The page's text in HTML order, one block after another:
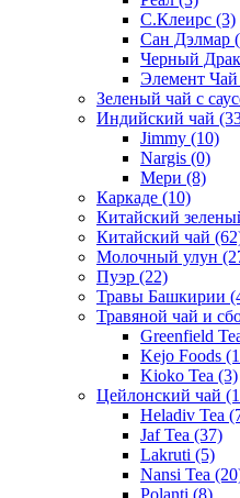
С.Клеирс (3)
Сан Дэлмар
Черный
Элемент Чай
Зеленый чай с
Индийский чай
Jimmy (10)
Nargis (0)
Мери (8)
Каркаде (10)
Китайский
Китайский чай
Молочный улун
Пуэр (22)
Травы Башкирии
Травяной чай и
Greenfield
Kejo Foods
Kioko Tea (3)
Цейлонский чай
Heladiv Tea
Jaf Tea (37)
Lakruti (5)
Nansi Tea
Polanti (8)